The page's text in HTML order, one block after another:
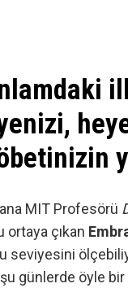
MIT Profesörü
ortaya çıkan
seviyesini
günlerde öyle